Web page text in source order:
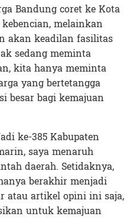
Bandung coret ke Kota
melainkan
akan keadilan fasilitas
sedang meminta
kita hanya meminta
yang bertetangga
besar bagi kemajuan
ke-385 Kabupaten
saya menaruh
daerah. Setidaknya,
berakhir menjadi
atau artikel opini ini saja,
untuk kemajuan